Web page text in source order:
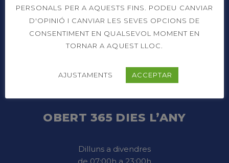
Prat de la Riba, 91
08206 Sabadell (Barcelona)
937 26 45 00
info@cts.cat
OBERT 365 DIES L’ANY
Dilluns a divendres
PERSONALS PER A AQUESTS FINS. PODEU CANVIAR
D'OPINIÓ I CANVIAR LES SEVES OPCIONS DE
CONSENTIMENT EN QUALSEVOL MOMENT EN
TORNAR A AQUEST LLOC.
AJUSTAMENTS ACCEPTAR